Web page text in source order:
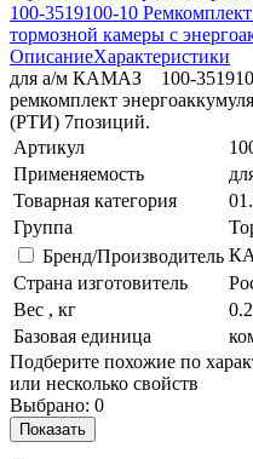
100-3519100-10
тормозной камеры с
ОписаниеХарактеристики
для а/м КАМАЗ 100-
ремкомплект
(РТИ) 7позиций.
Артикул
Применяемость
Товарная категория
Группа
Бренд/Производитель
Страна изготовитель
Вес , кг
0.2
Базовая единица
Подберите похожие по
или несколько свойств
Выбрано: 0
Показать